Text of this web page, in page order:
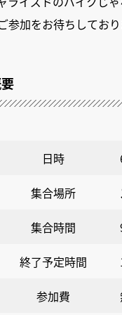
参加をお待ちしており
日時
集合場所
集合時間
終了予定時間
参加費